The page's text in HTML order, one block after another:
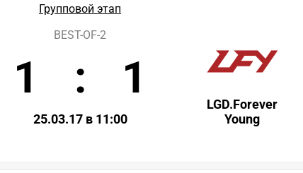
Групповой этап
LGD.Forever
Young
BEST-OF-2
1 : 1
25.03.17 в 11:00